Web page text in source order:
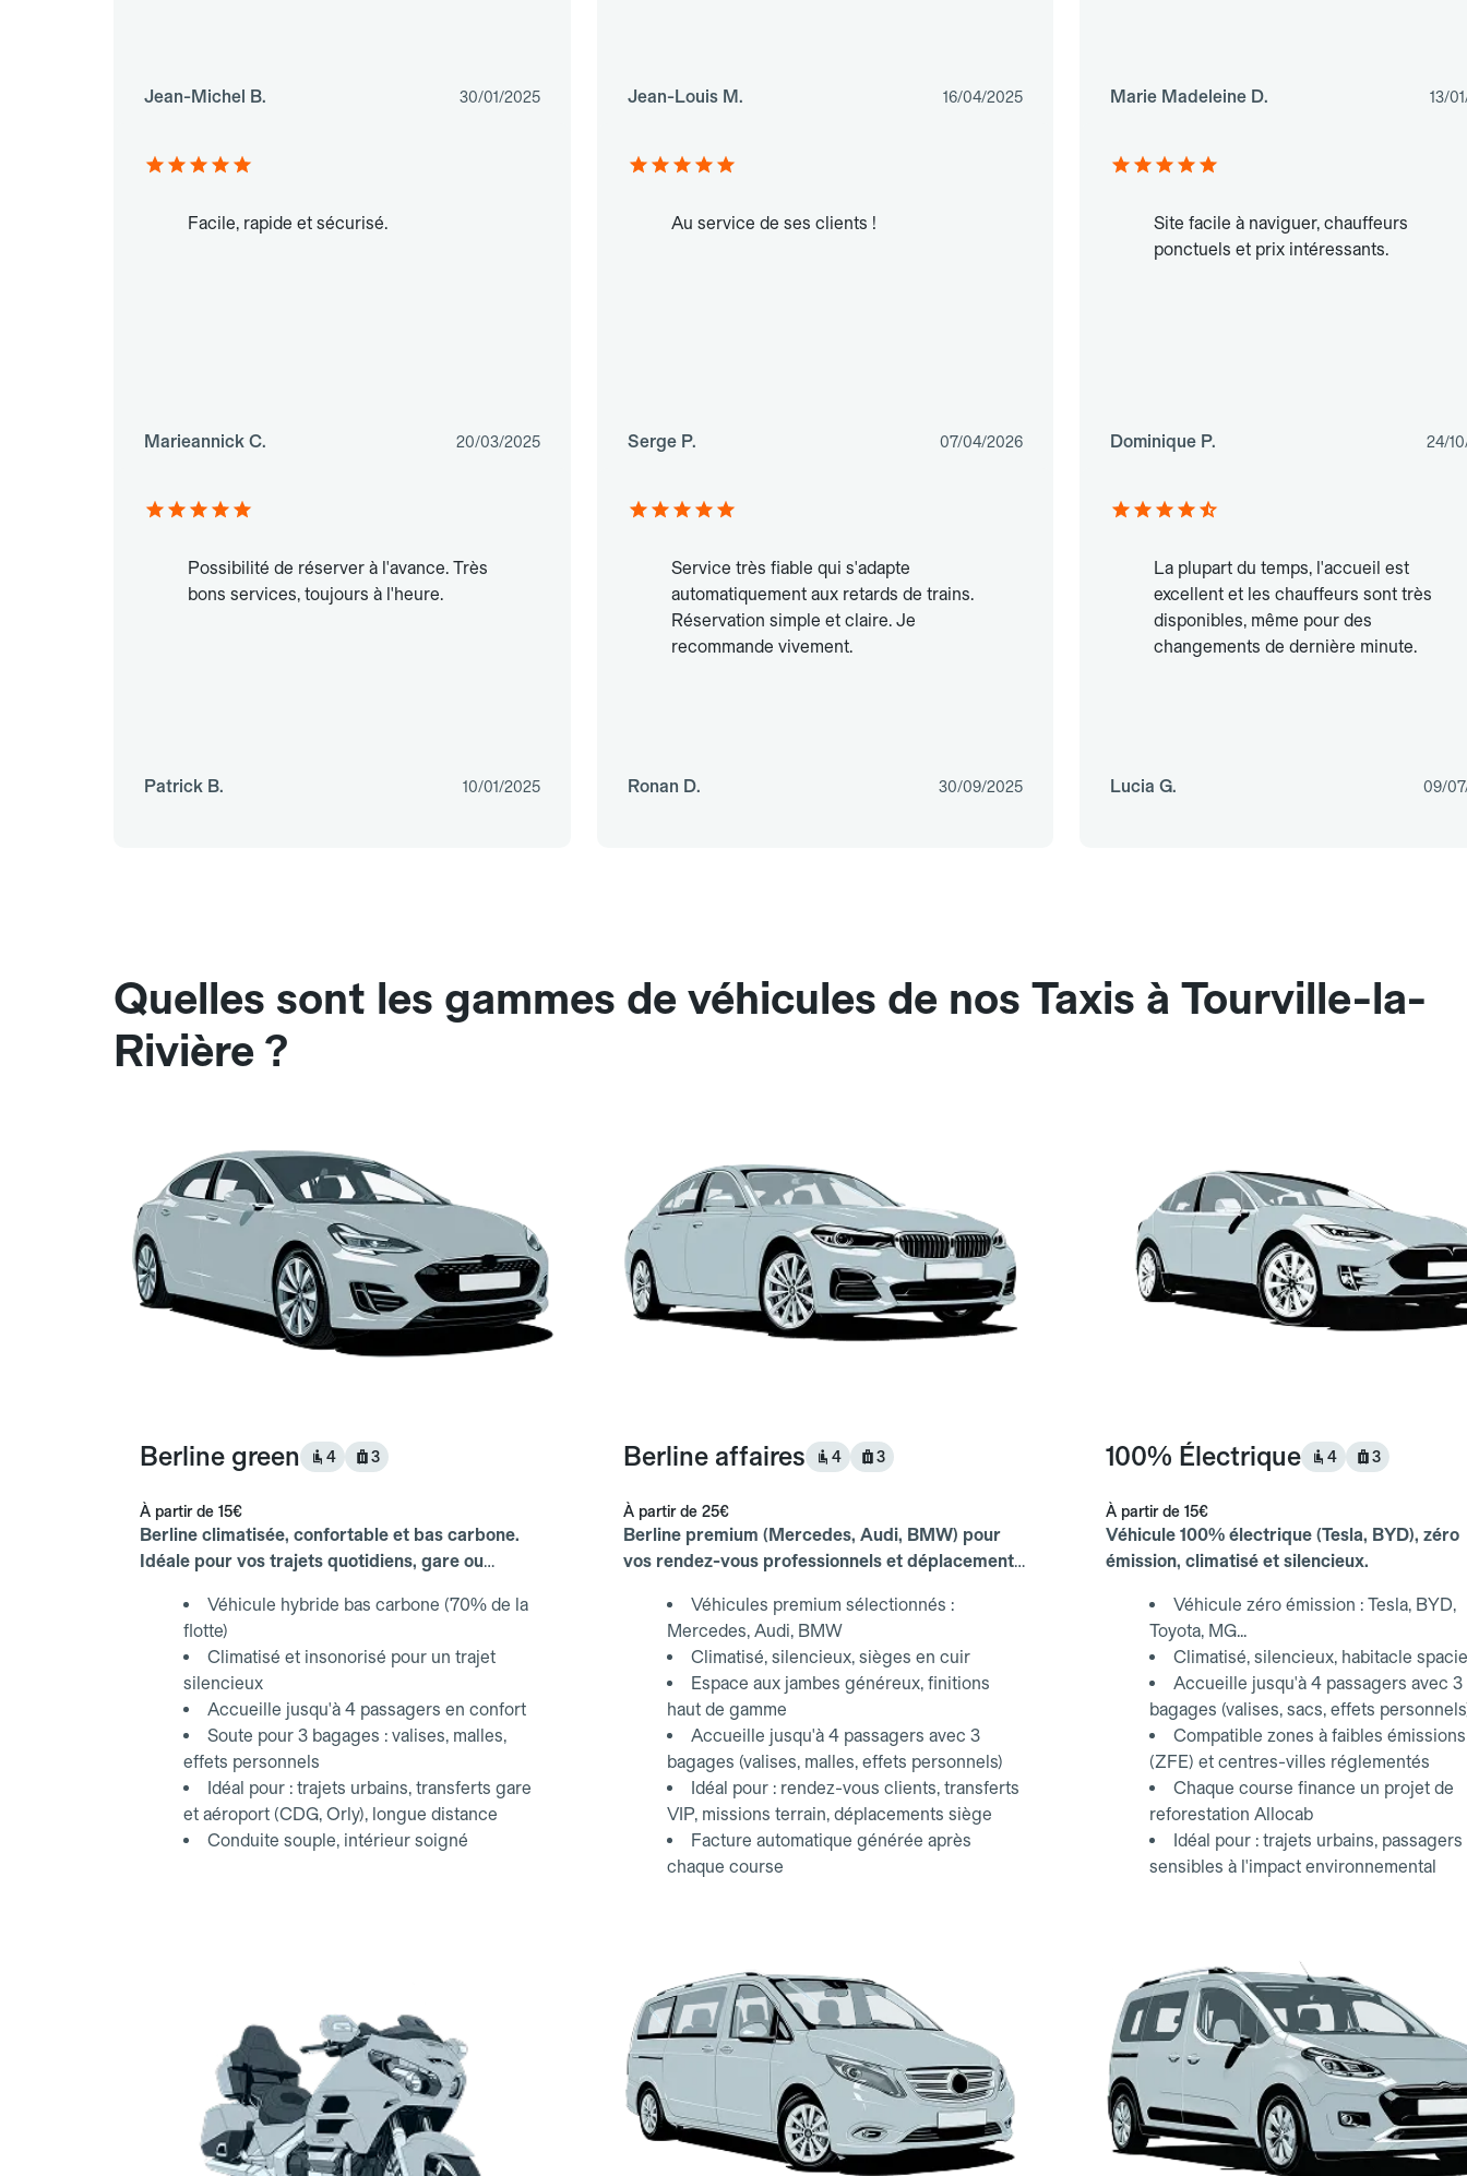
Jean-Michel B. 30/01/2025 Jean-Louis M. 16/04/2025 Marie Madeleine D. 13/
Facile, rapide et sécurisé.
Marieannick C. 20/03/2025
Au service de ses clients !
Serge P. 07/04/2026
Site facile à naviguer, chauffeurs
ponctuels et prix intéressants.
Dominique P. 24/
Possibilité de réserver à l'avance. Très
bons services, toujours à l'heure.
Patrick B. 10/01/2025
Service très fiable qui s'adapte
automatiquement aux retards de trains.
Réservation simple et claire. Je
recommande vivement.
Ronan D. 30/09/2025
La plupart du temps, l'accueil est
excellent et les chauffeurs sont très
disponibles, même pour des
changements de dernière minute.
Lucia G. 09/
Quelles sont les gammes de véhicules de nos Taxis à Tourville-la-
Rivière ?
Berline green 4 3
À partir de 15€
Berline climatisée, confortable et bas carbone.
Idéale pour vos trajets quotidiens, gare ou
Véhicule hybride bas carbone (70% de la
flotte)
Climatisé et insonorisé pour un trajet
silencieux
Accueille jusqu'à 4 passagers en confort
Soute pour 3 bagages : valises, malles,
effets personnels
Idéal pour : trajets urbains, transferts gare
et aéroport (CDG, Orly), longue distance
Conduite souple, intérieur soigné
Berline affaires 4 3
À partir de 25€
Berline premium (Mercedes, Audi, BMW) pour
vos rendez-vous professionnels et déplacements
Véhicules premium sélectionnés :
Mercedes, Audi, BMW
Climatisé, silencieux, sièges en cuir
Espace aux jambes généreux, finitions
haut de gamme
Accueille jusqu'à 4 passagers avec 3
bagages (valises, malles, effets personnels)
Idéal pour : rendez-vous clients, transferts
VIP, missions terrain, déplacements siège
Facture automatique générée après
chaque course
100% Électrique 4 3
À partir de 15€
Véhicule 100% électrique (Tesla, BYD), zéro
émission, climatisé et silencieux.
Véhicule zéro émission : Tesla, BYD,
Toyota, MG...
Climatisé, silencieux, habitacle
Accueille jusqu'à 4 passagers avec 3
bagages (valises, sacs, effets
Compatible zones à faibles émissions
(ZFE) et centres-villes réglementés
Chaque course finance un projet de
reforestation Allocab
Idéal pour : trajets urbains, passagers
sensibles à l'impact environnemental